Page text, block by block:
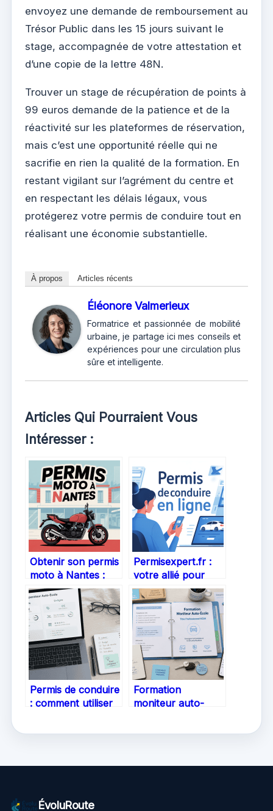
envoyez une demande de remboursement au
Trésor Public dans les 15 jours suivant le
stage, accompagnée de votre attestation et
d’une copie de la lettre 48N.
Trouver un stage de récupération de points à
99 euros demande de la patience et de la
réactivité sur les plateformes de réservation,
mais c’est une opportunité réelle qui ne
sacrifie en rien la qualité de la formation. En
restant vigilant sur l’agrément du centre et
en respectant les délais légaux, vous
protégerez votre permis de conduire tout en
réalisant une économie substantielle.
À propos Articles récents
Éléonore Valmerieux
Formatrice et passionnée de mobilité
urbaine, je partage ici mes conseils et
expériences pour une circulation plus
sûre et intelligente.
Articles Qui Pourraient Vous
Intéresser :
Obtenir son permis
moto à Nantes :
guide complet pour
réussir
Permisexpert.fr :
votre allié pour
réussir le code et le
permis de conduire
en ligne
Permis de conduire
: comment utiliser
qualité ?
Formation
moniteur auto-
ÉvoluRoute